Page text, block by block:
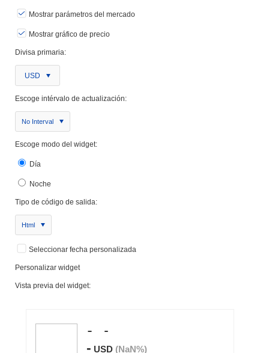
Mostrar parámetros del mercado
Mostrar gráfico de precio
Divisa primaria:
USD
Escoge intérvalo de actualización:
No Interval
Escoge modo del widget:
Día
Noche
Tipo de código de salida:
Html
Seleccionar fecha personalizada
Personalizar widget
Vista previa del widget: